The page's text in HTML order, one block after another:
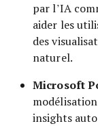
par l’IA
aider les
des
naturel.
Microsoft
insights